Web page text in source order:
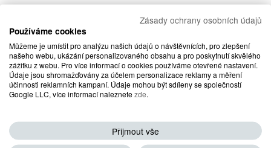
Zásady ochrany osobních údajů
Používáme cookies
Můžeme je umístit pro analýzu našich údajů o návštěvnících, pro zlepšení
našeho webu, ukázání personalizovaného obsahu a pro poskytnutí skvělého
zážitku z webu. Pro více informací o cookies používáme otevřené nastavení.
Údaje jsou shromažďovány za účelem personalizace reklamy a měření
účinnosti reklamních kampaní. Údaje mohou být sdíleny se společností
Google LLC, více informací naleznetezde
Přijmout vše